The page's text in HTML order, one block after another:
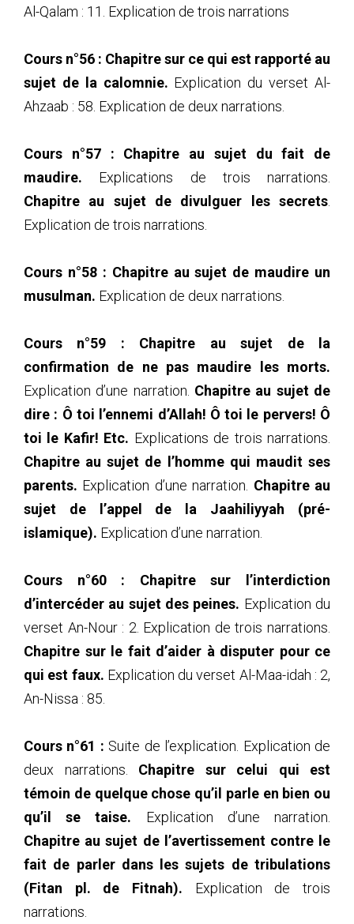
Al-Qalam : 11. Explication de trois narrations
Cours n°56 : Chapitre sur ce qui est rapporté au
sujet de la calomnie. Explication du verset Al-
Ahzaab : 58. Explication de deux narrations.
Cours n°57 :
Chapitre au sujet du fait de
maudire. Explications de trois narrations.
Chapitre au sujet de divulguer les secrets
Explication de trois narrations.
Cours n°58 : Chapitre au sujet de maudire un
musulman. Explication de deux narrations.
Cours n°59 : Chapitre au sujet de la
confirmation de ne pas maudire les morts.
Explication d’une narration. Chapitre au sujet de
dire : Ô toi l’ennemi d’Allah! Ô toi le pervers! Ô
toi le Kafir! Etc. Explications de trois narrations.
Chapitre au sujet de l’homme qui maudit ses
parents. Explication d’une narration. Chapitre au
sujet de l’appel de la Jaahiliyyah (pré-
islamique). Explication d’une narration.
Cours n°60 :
Chapitre sur l’interdiction
d’intercéder au sujet des peines. Explication du
verset An-Nour : 2. Explication de trois narrations.
Chapitre sur le fait d’aider à disputer pour ce
qui est faux. Explication du verset Al-Maa-idah : 2,
An-Nissa : 85.
Cours n°61 : Suite de l’explication. Explication de
deux narrations. Chapitre sur celui qui est
témoin de quelque chose qu’il parle en bien ou
qu’il se taise. Explication d’une narration.
Chapitre au sujet de l’avertissement contre le
fait de parler dans les sujets de tribulations
(Fitan pl. de Fitnah). Explication de trois
narrations.